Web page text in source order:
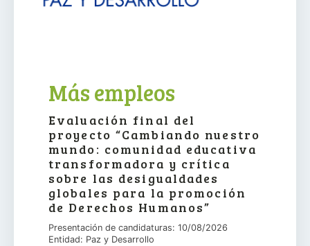
Más empleos
Evaluación final del
proyecto “Cambiando nuestro
mundo: comunidad educativa
transformadora y crítica
sobre las desigualdades
globales para la promoción
de Derechos Humanos”
Presentación de candidaturas: 10/08/2026
Entidad: Paz y Desarrollo